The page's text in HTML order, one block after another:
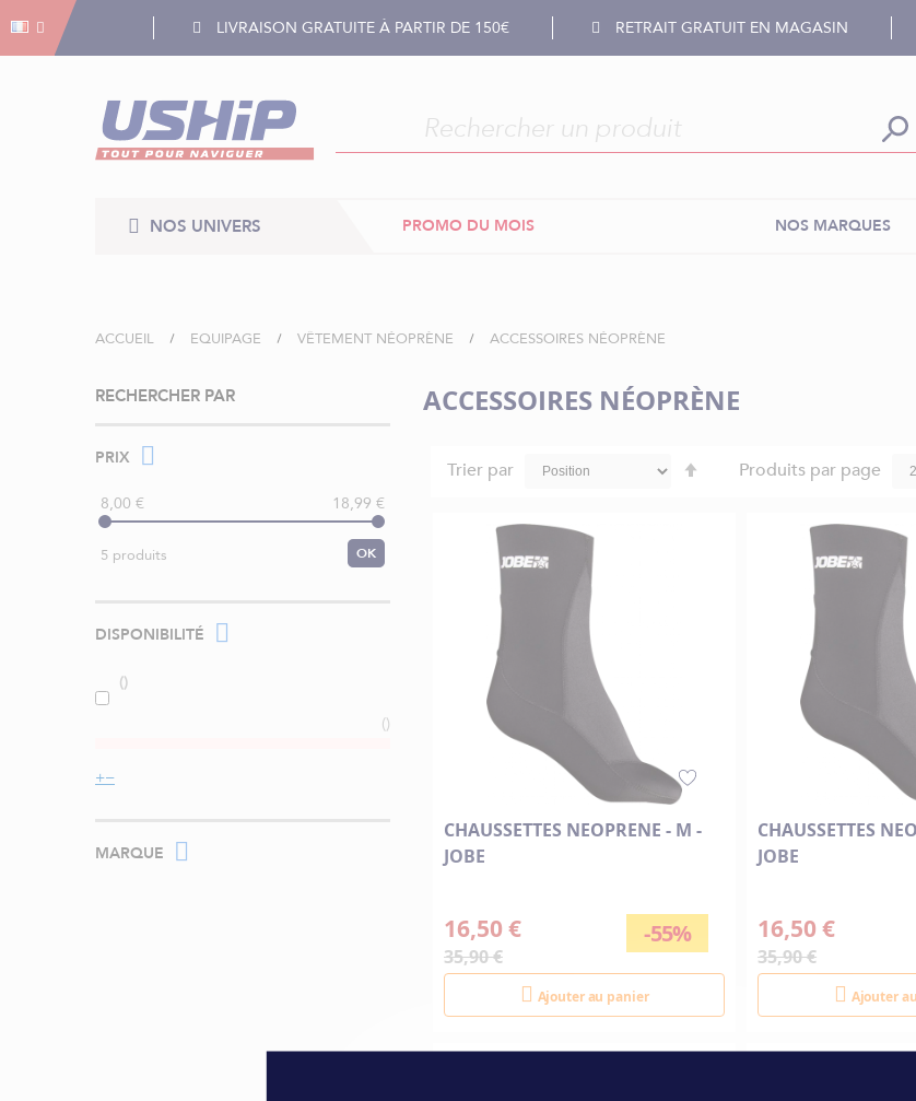
LIVRAISON GRATUITE À PARTIR DE 150€ RETRAIT GRATUIT EN MAGASIN
NOS UNIVERS PROMO DU MOIS NOS MARQUES
ACCUEIL EQUIPAGE VÊTEMENT NÉOPRÈNE ACCESSOIRES NÉOPRÈNE
ACCESSOIRES NÉOPRÈNE
Trier par Produits par page
CHAUSSETTES NEOPRENE - M -
JOBE
-55%
16,50 €
35,90 €
Ajouter au panier
CHAUSSETTES
JOBE
16,50 €
35,90 €
Ajouter
RECHERCHER PAR
PRIX
8,00 € 18,99 €
5 produits OK
DISPONIBILITÉ
MARQUE
Gestion des cookies
Gestion des cookies